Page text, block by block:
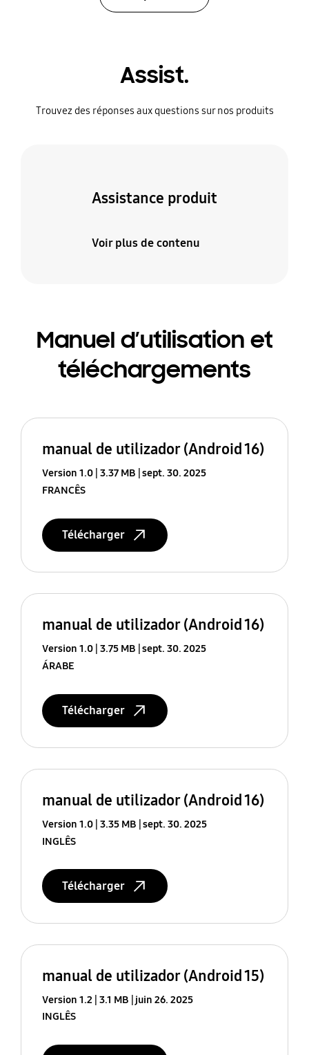
Assist.
Trouvez des réponses aux questions sur nos produits
Assistance produit
Voir plus de contenu
Manuel d’utilisation et
téléchargements
manual de utilizador (Android 16)
Version 1.0 3.37 MB sept. 30. 2025
FRANCÊS
Télécharger
manual de utilizador (Android 16)
Version 1.0 3.75 MB sept. 30. 2025
ÁRABE
Télécharger
manual de utilizador (Android 16)
Version 1.0 3.35 MB sept. 30. 2025
INGLÊS
Télécharger
manual de utilizador (Android 15)
Version 1.2 3.1 MB
juin 26. 2025
INGLÊS